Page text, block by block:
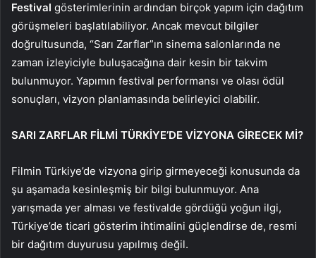
Festival gösterimlerinin ardından birçok yapım için dağıtım
görüşmeleri başlatılabiliyor. Ancak mevcut bilgiler
doğrultusunda, “Sarı Zarflar”ın sinema salonlarında ne
zaman izleyiciyle buluşacağına dair kesin bir takvim
bulunmuyor. Yapımın festival performansı ve olası ödül
sonuçları, vizyon planlamasında belirleyici olabilir.
SARI ZARFLAR FİLMİ TÜRKİYE’DE VİZYONA GİRECEK Mİ?
Filmin Türkiye’de vizyona girip girmeyeceği konusunda da
şu aşamada kesinleşmiş bir bilgi bulunmuyor. Ana
yarışmada yer alması ve festivalde gördüğü yoğun ilgi,
Türkiye’de ticari gösterim ihtimalini güçlendirse de, resmi
bir dağıtım duyurusu yapılmış değil.